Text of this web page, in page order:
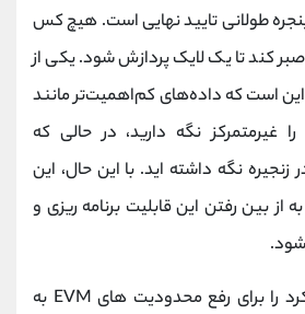
پنجره طولانی تایید نهایی است. هیچ کس
کند تا یک لایک پردازش شود. یکی از
است که داده‌های کم‌اهمیت‌تر مانند
غیرمتمرکز نگه دارید، در حالی که
نگه داشته اید. با این حال، این
از بین رفتن این قابلیت برنامه ریزی و
Warp ما بهترین عملکرد را برای رفع محدودیت های EVM به